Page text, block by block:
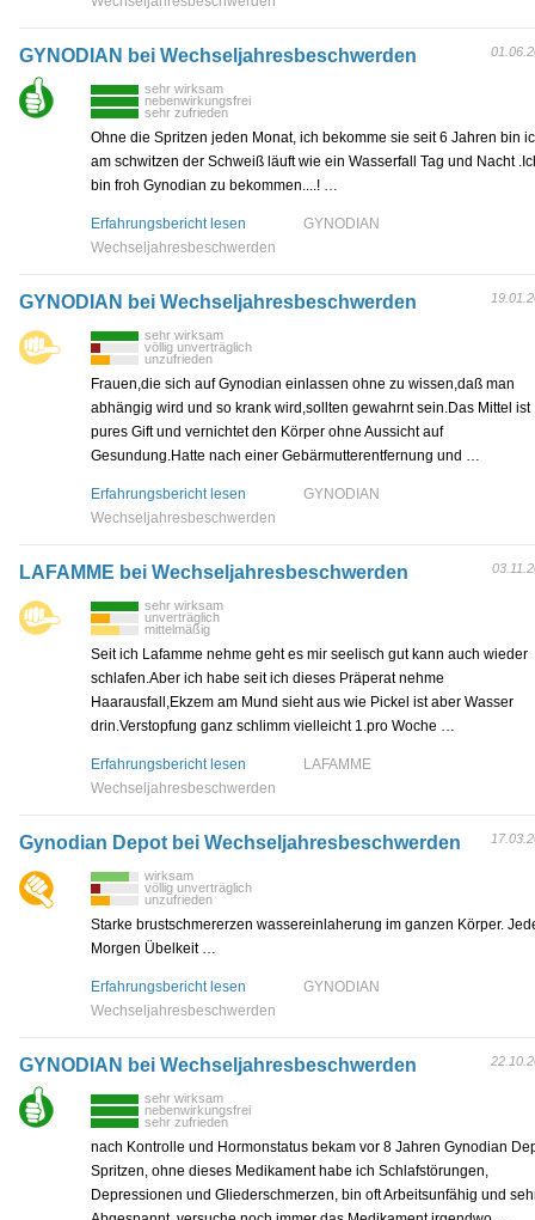
GYNODIAN bei Wechseljahresbeschwerden
sehr wirksam
nebenwirkungsfrei
sehr zufrieden
Ohne die Spritzen jeden Monat, ich bekomme sie seit 6 Jahren bin
am schwitzen der Schweiß läuft wie ein Wasserfall Tag und Nacht
bin froh Gynodian zu bekommen....! …
Erfahrungsbericht lesen
GYNODIAN
Wechseljahresbeschwerden
GYNODIAN bei Wechseljahresbeschwerden
sehr wirksam
völlig unverträglich
unzufrieden
Frauen,die sich auf Gynodian einlassen ohne zu wissen,daß man
abhängig wird und so krank wird,sollten gewahrnt sein.Das Mittel ist
pures Gift und vernichtet den Körper ohne Aussicht auf
Gesundung.Hatte nach einer Gebärmutterentfernung und …
Erfahrungsbericht lesen
GYNODIAN
Wechseljahresbeschwerden
LAFAMME bei Wechseljahresbeschwerden
sehr wirksam
unverträglich
mittelmäßig
Seit ich Lafamme nehme geht es mir seelisch gut kann auch wieder
schlafen.Aber ich habe seit ich dieses Präperat nehme
Haarausfall,Ekzem am Mund sieht aus wie Pickel ist aber Wasser
drin.Verstopfung ganz schlimm vielleicht 1.pro Woche …
Erfahrungsbericht lesen
LAFAMME
Wechseljahresbeschwerden
Gynodian Depot bei Wechseljahresbeschwerden
wirksam
völlig unverträglich
unzufrieden
Starke brustschmererzen wassereinlaherung im ganzen Körper.
Morgen Übelkeit …
Erfahrungsbericht lesen
GYNODIAN
Wechseljahresbeschwerden
GYNODIAN bei Wechseljahresbeschwerden
sehr wirksam
nebenwirkungsfrei
sehr zufrieden
nach Kontrolle und Hormonstatus bekam vor 8 Jahren Gynodian
Spritzen, ohne dieses Medikament habe ich Schlafstörungen,
Depressionen und Gliederschmerzen, bin oft Arbeitsunfähig und